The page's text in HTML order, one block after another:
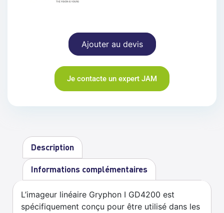
Ajouter au devis
Je contacte un expert JAM
Description
Informations complémentaires
L’imageur linéaire Gryphon I GD4200 est
spécifiquement conçu pour être utilisé dans les